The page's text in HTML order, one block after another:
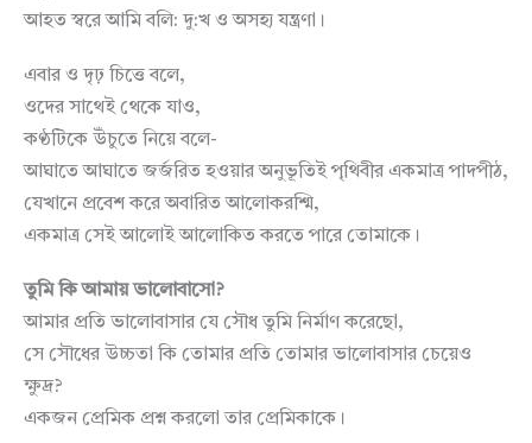
আহত স্বরে আমি বলি: দু:খ ও অসহ্য যন্ত্রণা।
এবার ও দৃঢ় চিত্তে বলে,
ওদের সাথেই থেকে যাও,
কণ্ঠটিকে উঁচুতে নিয়ে বলে-
আঘাতে আঘাতে জর্জরিত হওয়ার অনুভূতিই পৃথিবীর একমাত্র পাদপীঠ,
যেখানে প্রবেশ করে অবারিত আলোকরশ্মি,
একমাত্র সেই আলোই আলোকিত করতে পারে তোমাকে।
তুমি কি আমায় ভালোবাসো?
আমার প্রতি ভালোবাসার যে সৌধ তুমি নির্মাণ করেছো,
সে সৌধের উচ্চতা কি তোমার প্রতি তোমার ভালোবাসার চেয়েও
ক্ষুদ্র?
একজন প্রেমিক প্রশ্ন করলো তার প্রেমিকাকে।